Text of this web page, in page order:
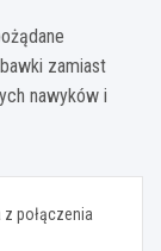
zamiast
nawyków i
połączenia